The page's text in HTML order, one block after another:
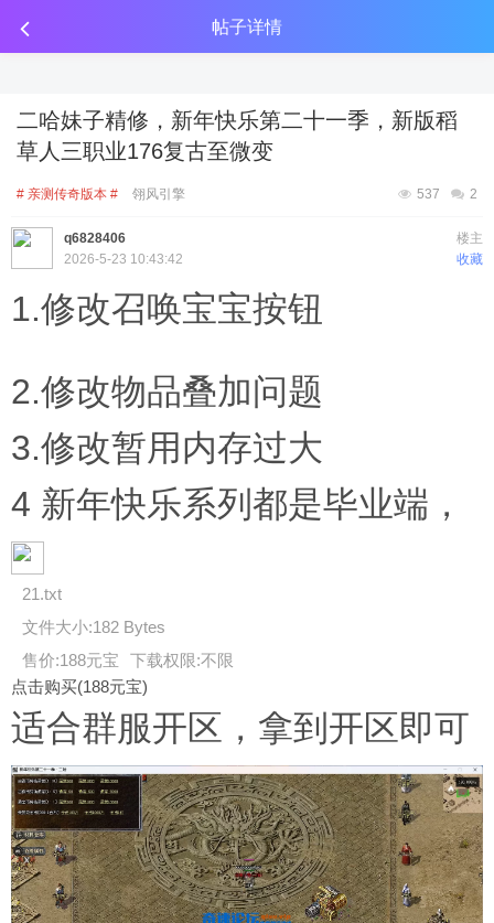
传奇工具分享 点击金币投放广告 点击金币投放广告
帖子详情
二哈妹子精修，新年快乐第二十一季，新版稻
草人三职业176复古至微变
# 亲测传奇版本 # 翎风引擎 2
537
楼主
q6828406
收藏
2026-5-23 10:43:42
1.修改召唤宝宝按钮
2.修改物品叠加问题
3.修改暂用内存过大
4 新年快乐系列都是毕业端，
21.txt
文件大小:182 Bytes
售价:188元宝
下载权限:不限
点击购买(188元宝)
适合群服开区，拿到开区即可